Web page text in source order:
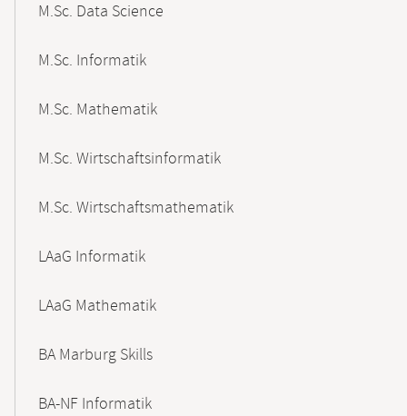
M.Sc. Data Science
M.Sc. Informatik
M.Sc. Mathematik
M.Sc. Wirtschaftsinformatik
M.Sc. Wirtschaftsmathematik
LAaG Informatik
LAaG Mathematik
BA Marburg Skills
BA-NF Informatik